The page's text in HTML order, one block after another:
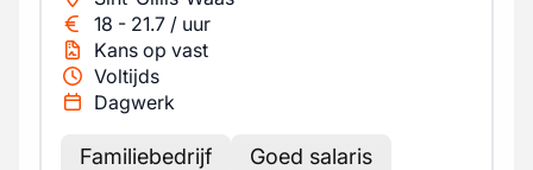
18 - 21.7 / uur
Kans op vast
Voltijds
Dagwerk
Familiebedrijf
Goed salaris